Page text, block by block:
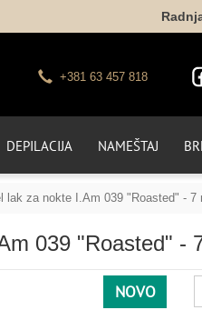
+381 63 457 818
DEPILACIJA NAMEŠTAJ
lak za nokte I.Am 039 "Roasted" - 7
039 "Roasted" -
NOVO